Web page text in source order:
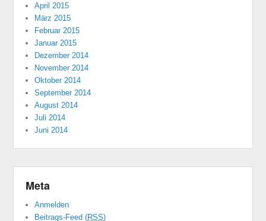
April 2015
März 2015
Februar 2015
Januar 2015
Dezember 2014
November 2014
Oktober 2014
September 2014
August 2014
Juli 2014
Juni 2014
Meta
Anmelden
Beitrags-Feed (RSS)